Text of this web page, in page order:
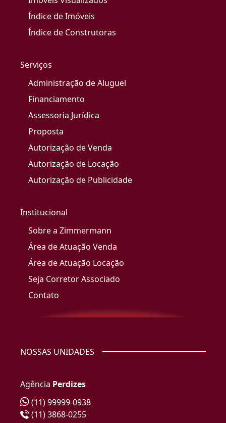
Índice de Imóveis
Índice de Construtoras
Serviços
Administração de Aluguel
Financiamento
Assessoria Jurídica
Proposta
Autorização de Venda
Autorização de Locação
Autorização de Publicidade
Institucional
Sobre a Zimmermann
Área de Atuação Venda
Área de Atuação Locação
Seja Corretor Associado
Contato
NOSSAS UNIDADES
Agência Perdizes
(11) 99999-0938
(11) 3868-0255